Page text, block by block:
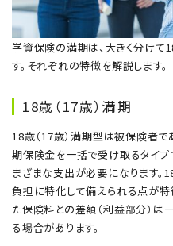
学資保険の満期は、大きく分けて
す。それぞれの特徴を解説します。
18歳（17歳）満期
18歳（17歳）満期型は被保険者
期保険金を一括で受け取るタイ
まざまな支出が必要になります
負担に特化して備えられる点が特
た保険料との差額（利益部分）
る場合があります。